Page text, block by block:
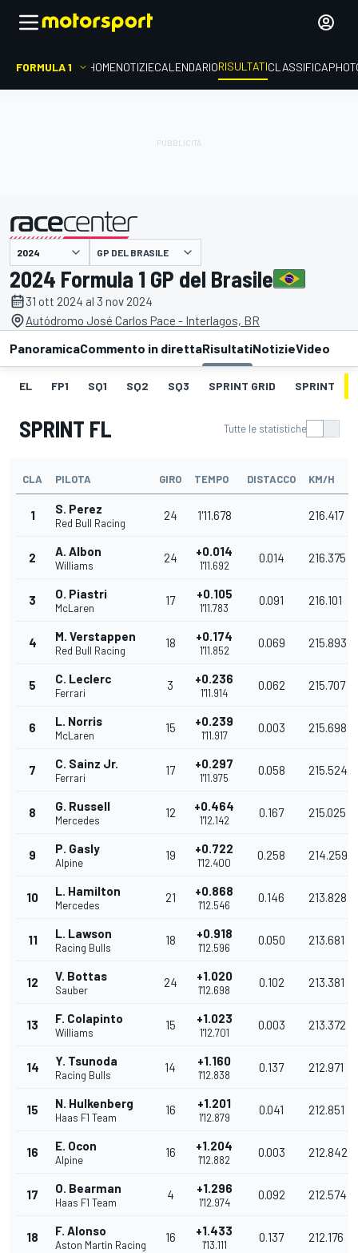
FORMULA 1 HOMENOTIZIECALENDARIORISULTATICLASSIFICA
presentato da GP DEL BRASILE
2024 Formula 1 GP del Brasile
31 ott 2024 al 3 nov 2024
Autódromo José Carlos Pace - Interlagos, BR
PanoramicaCommento in direttaRisultatiNotizieVideo
EL FP1 SQ1 SQ2 SQ3 SPRINT GRID SPRINT
SPRINT FL Tutte le statistiche
CLA PILOTA GIRO TEMPO DISTACCO KM/H
1 S. Perez
Red Bull Racing
24 1'11.678 216.417
2 A. Albon
Williams
24 +0.014
1'11.692
0.014 216.375
3 O. Piastri
McLaren
17 +0.105
1'11.783
0.091 216.101
4 M. Verstappen
Red Bull Racing
18 +0.174
1'11.852
0.069 215.893
5 C. Leclerc
Ferrari
3 +0.236
1'11.914
0.062 215.707
6 L. Norris
McLaren
15 +0.239
1'11.917
0.003 215.698
7 C. Sainz Jr.
Ferrari
17 +0.297
1'11.975
0.058 215.524
8 G. Russell
Mercedes
12 +0.464
1'12.142
0.167 215.025
9 P. Gasly
Alpine
19 +0.722
1'12.400
0.258 214.259
10 L. Hamilton
Mercedes
21 +0.868
1'12.546
0.146 213.828
11 L. Lawson
Racing Bulls
18 +0.918
1'12.596
0.050 213.681
12 V. Bottas
Sauber
24 +1.020
1'12.698
0.102 213.381
13 F. Colapinto
Williams
15 +1.023
1'12.701
0.003 213.372
14 Y. Tsunoda
Racing Bulls
14 +1.160
1'12.838
0.137 212.971
15 N. Hulkenberg
Haas F1 Team
16 +1.201
1'12.879
0.041 212.851
16 E. Ocon
Alpine
16 +1.204
1'12.882
0.003 212.842
17 O. Bearman
Haas F1 Team
4 +1.296
1'12.974
0.092 212.574
18 F. Alonso
Aston Martin Racing
16 +1.433
1'13.111
0.137 212.176